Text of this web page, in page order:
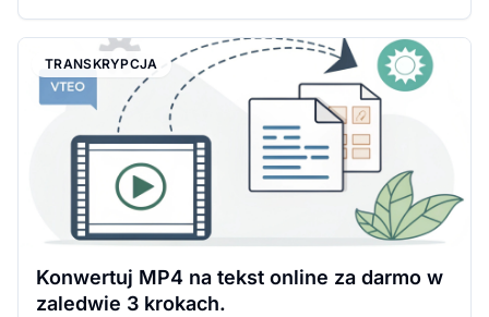
TRANSKRYPCJA
Konwertuj MP4 na tekst online za darmo w
zaledwie 3 krokach.